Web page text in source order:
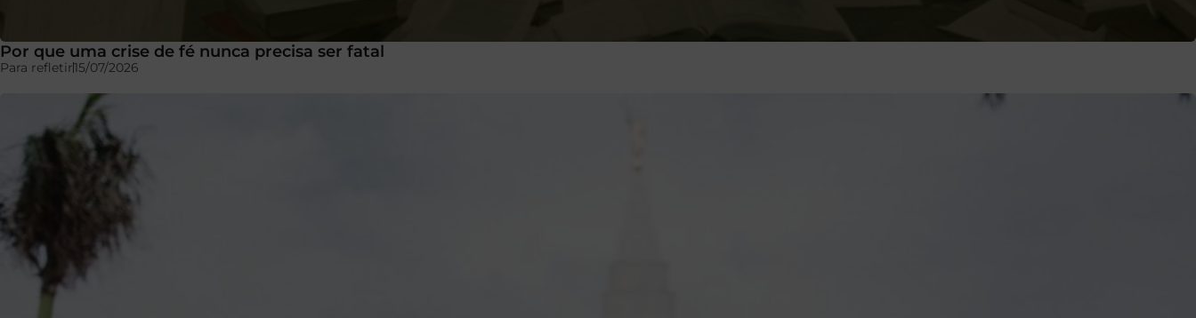
Por que uma crise de fé nunca precisa ser fatal
Para refletir15/07/2026